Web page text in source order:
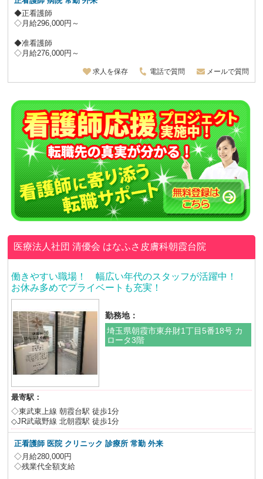
◆正看護師
◇月給296,000円～
◆准看護師
◇月給276,000円～
求人を保存 電話で質問 メールで質問
医療法人社団 清優会 はなふさ皮膚科朝霞台院
働きやすい職場！ 幅広い年代のスタッフが活躍中！
お休み多めでプライベートも充実！
勤務地：
埼玉県朝霞市東弁財1丁目5番18号 カ
ロータ3階
最寄駅：
◇東武東上線 朝霞台駅 徒歩1分
◇JR武蔵野線 北朝霞駅 徒歩1分
正看護師 医院 クリニック 診療所 常勤 外来
◇月給280,000円
◇残業代全額支給